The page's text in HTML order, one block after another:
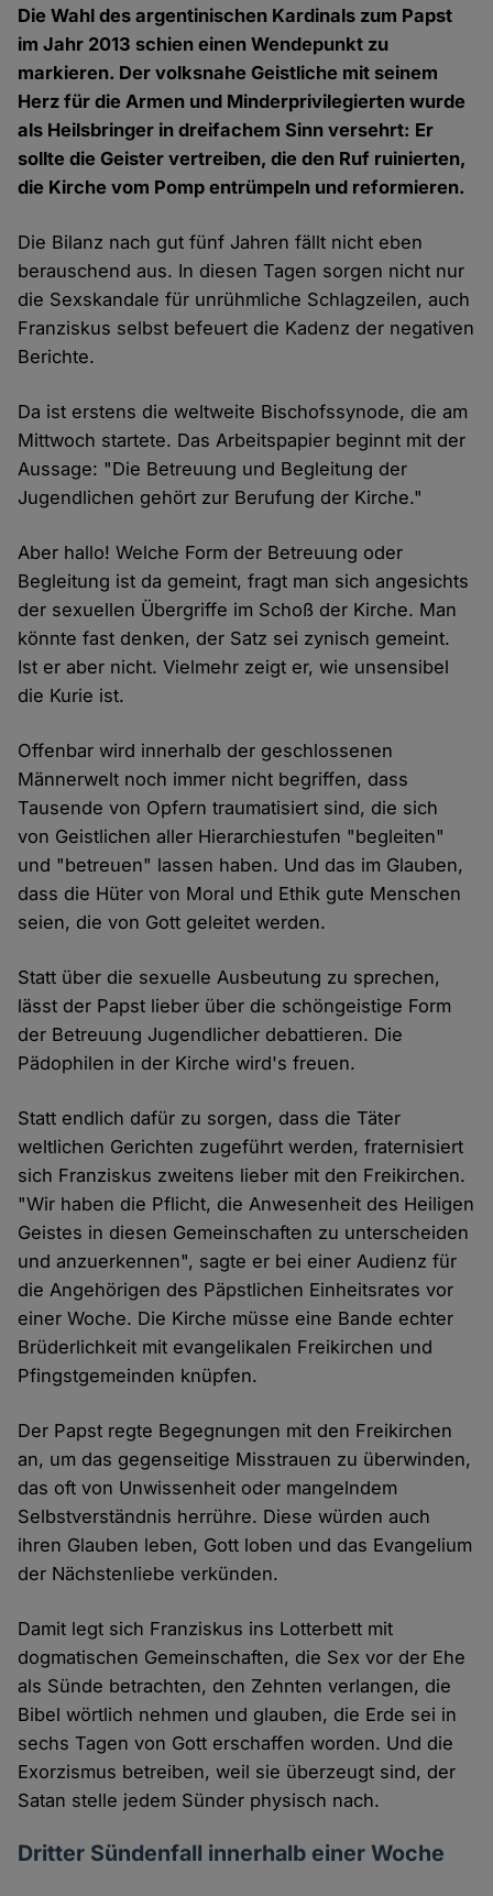
Die Wahl des argentinischen Kardinals zum Papst
im Jahr 2013 schien einen Wendepunkt zu
markieren. Der volksnahe Geistliche mit seinem
Herz für die Armen und Minderprivilegierten wurde
als Heilsbringer in dreifachem Sinn versehrt: Er
sollte die Geister vertreiben, die den Ruf ruinierten,
die Kirche vom Pomp entrümpeln und reformieren.
Die Bilanz nach gut fünf Jahren fällt nicht eben
berauschend aus. In diesen Tagen sorgen nicht nur
die Sexskandale für unrühmliche Schlagzeilen, auch
Franziskus selbst befeuert die Kadenz der negativen
Berichte.
Da ist erstens die weltweite Bischofssynode, die am
Mittwoch startete. Das Arbeitspapier beginnt mit der
Aussage: "Die Betreuung und Begleitung der
Jugendlichen gehört zur Berufung der Kirche."
Aber hallo! Welche Form der Betreuung oder
Begleitung ist da gemeint, fragt man sich angesichts
der sexuellen Übergriffe im Schoß der Kirche. Man
könnte fast denken, der Satz sei zynisch gemeint.
Ist er aber nicht. Vielmehr zeigt er, wie unsensibel
die Kurie ist.
Offenbar wird innerhalb der geschlossenen
Männerwelt noch immer nicht begriffen, dass
Tausende von Opfern traumatisiert sind, die sich
von Geistlichen aller Hierarchiestufen "begleiten"
und "betreuen" lassen haben. Und das im Glauben,
dass die Hüter von Moral und Ethik gute Menschen
seien, die von Gott geleitet werden.
Statt über die sexuelle Ausbeutung zu sprechen,
lässt der Papst lieber über die schöngeistige Form
der Betreuung Jugendlicher debattieren. Die
Pädophilen in der Kirche wird's freuen.
Statt endlich dafür zu sorgen, dass die Täter
weltlichen Gerichten zugeführt werden, fraternisiert
sich Franziskus zweitens lieber mit den Freikirchen.
"Wir haben die Pflicht, die Anwesenheit des Heiligen
Geistes in diesen Gemeinschaften zu unterscheiden
und anzuerkennen", sagte er bei einer Audienz für
die Angehörigen des Päpstlichen Einheitsrates vor
einer Woche. Die Kirche müsse eine Bande echter
Brüderlichkeit mit evangelikalen Freikirchen und
Pfingstgemeinden knüpfen.
Der Papst regte Begegnungen mit den Freikirchen
an, um das gegenseitige Misstrauen zu überwinden,
das oft von Unwissenheit oder mangelndem
Selbstverständnis herrühre. Diese würden auch
ihren Glauben leben, Gott loben und das Evangelium
der Nächstenliebe verkünden.
Damit legt sich Franziskus ins Lotterbett mit
dogmatischen Gemeinschaften, die Sex vor der Ehe
als Sünde betrachten, den Zehnten verlangen, die
Bibel wörtlich nehmen und glauben, die Erde sei in
sechs Tagen von Gott erschaffen worden. Und die
Exorzismus betreiben, weil sie überzeugt sind, der
Satan stelle jedem Sünder physisch nach.
Dritter Sündenfall innerhalb einer Woche